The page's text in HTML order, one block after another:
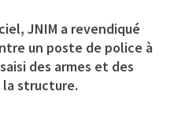
JNIM a revendiqué
un poste de police à
des armes et des
structure.